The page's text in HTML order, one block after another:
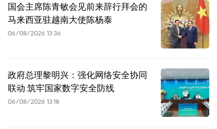
国会主席陈青敏会见前来辞行拜会的
马来西亚驻越南大使陈杨泰
06/08/2026 13:36
政府总理黎明兴：强化网络安全协同
联动 筑牢国家数字安全防线
06/08/2026 13:18